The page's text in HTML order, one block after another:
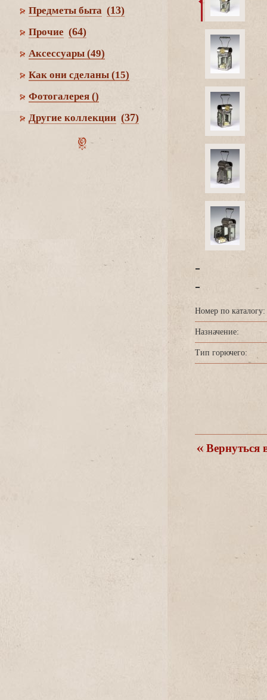
Предметы быта (13)
Прочие (64)
Аксессуары (49)
Как они сделаны (15)
Фотогалерея ()
Другие коллекции (37)
-
-
Номер по каталогу:
Назначение:
Тип горючего:
ернуться